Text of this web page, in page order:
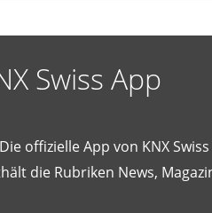
Swiss App
offizielle App von KNX
die Rubriken News,